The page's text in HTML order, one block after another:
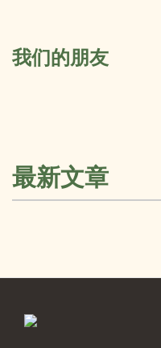
我们的朋友
最新文章